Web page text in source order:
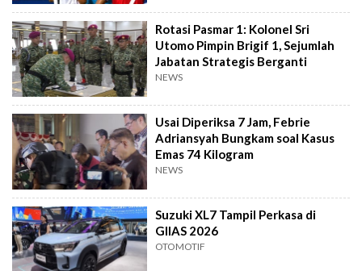
Rotasi Pasmar 1: Kolonel Sri
Utomo Pimpin Brigif 1, Sejumlah
Jabatan Strategis Berganti
NEWS
Usai Diperiksa 7 Jam, Febrie
Adriansyah Bungkam soal Kasus
Emas 74 Kilogram
NEWS
Suzuki XL7 Tampil Perkasa di
GIIAS 2026
OTOMOTIF